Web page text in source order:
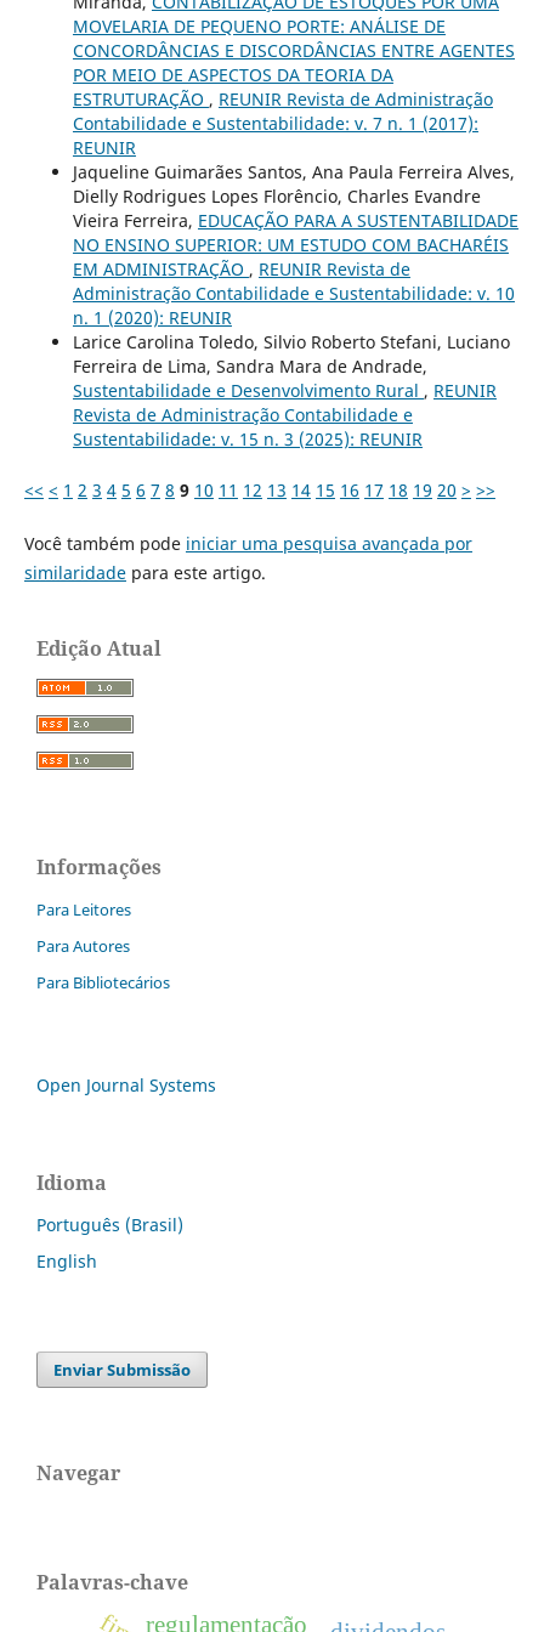
MOVELARIA DE PEQUENO PORTE: ANÁLISE DE
CONCORDÂNCIAS E DISCORDÂNCIAS ENTRE AGENTES
POR MEIO DE ASPECTOS DA TEORIA DA
ESTRUTURAÇÃO , REUNIR Revista de Administração
Contabilidade e Sustentabilidade: v. 7 n. 1 (2017):
REUNIR
Jaqueline Guimarães Santos, Ana Paula Ferreira Alves,
Dielly Rodrigues Lopes Florêncio, Charles Evandre
Vieira Ferreira, EDUCAÇÃO PARA A SUSTENTABILIDADE
NO ENSINO SUPERIOR: UM ESTUDO COM BACHARÉIS
EM ADMINISTRAÇÃO , REUNIR Revista de
Administração Contabilidade e Sustentabilidade: v. 10
n. 1 (2020): REUNIR
Larice Carolina Toledo, Silvio Roberto Stefani, Luciano
Ferreira de Lima, Sandra Mara de Andrade,
Sustentabilidade e Desenvolvimento Rural , REUNIR
Revista de Administração Contabilidade e
Sustentabilidade: v. 15 n. 3 (2025): REUNIR
<< < 1 2 3 4 5 6 7 8 9 10 11 12 13 14 15 16 17 18 19 20 > >>
Você também pode iniciar uma pesquisa avançada por
similaridadepara este artigo.
Edição Atual
Informações
Para Leitores
Para Autores
Para Bibliotecários
Open Journal Systems
Idioma
Português (Brasil)
English
Enviar Submissão
Navegar
Palavras-chave
regulamentação